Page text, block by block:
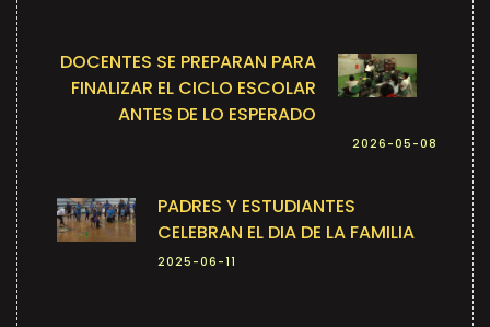
DOCENTES SE PREPARAN PARA
FINALIZAR EL CICLO ESCOLAR
ANTES DE LO ESPERADO
2026-05-08
PADRES Y ESTUDIANTES
CELEBRAN EL DIA DE LA FAMILIA
2025-06-11